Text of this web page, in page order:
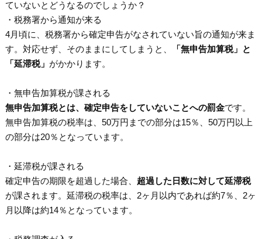
ていないとどうなるのでしょうか？
・税務署から通知が来る
4月頃に、税務署から確定申告がなされていない旨の通知が来ま
す。対応せず、そのままにしてしまうと、
「無申告加算税」と
「延滞税」 がかかります。
・無申告加算税が課される
無申告加算税とは、確定申告をしていないことへの罰金です。
無申告加算税の税率は、50万円までの部分は15％、50万円以上
の部分は20％となっています。
・延滞税が課される
確定申告の期限を超過した場合、 超過した日数に対して延滞税
が課されます。延滞税の税率は、2ヶ月以内であれば約7％、2ヶ
月以降は約14％となっています。